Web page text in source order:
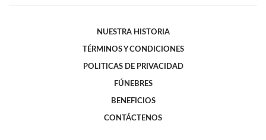
NUESTRA HISTORIA
TÉRMINOS Y CONDICIONES
POLITICAS DE PRIVACIDAD
FÚNEBRES
BENEFICIOS
CONTÁCTENOS